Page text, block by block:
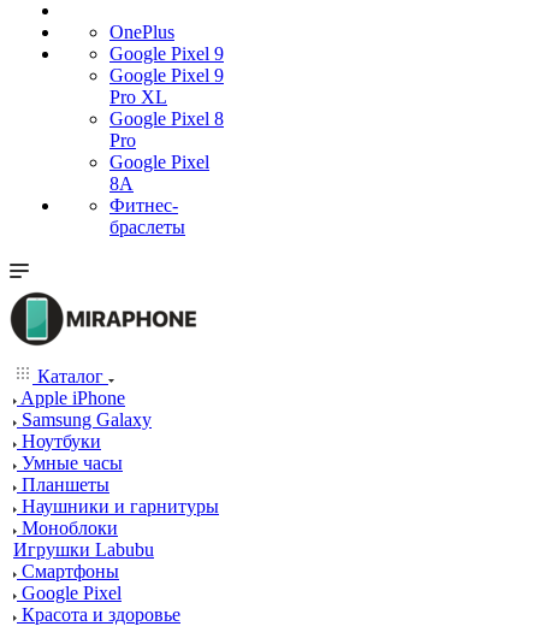
OnePlus
Google Pixel 9
Google Pixel 9
Pro XL
Google Pixel 8
Pro
Google Pixel
8A
Фитнес-
браслеты
Каталог
Apple iPhone
Samsung Galaxy
Ноутбуки
Умные часы
Планшеты
Наушники и гарнитуры
Моноблоки
Игрушки Labubu
Смартфоны
Google Pixel
Красота и здоровье